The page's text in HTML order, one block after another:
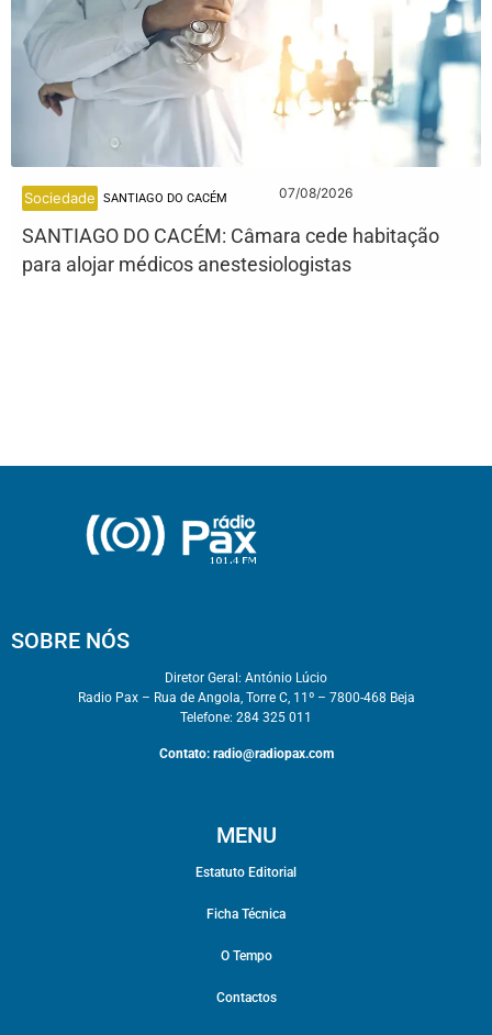
Sociedade SANTIAGO DO CACÉM 07/08/2026
SANTIAGO DO CACÉM: Câmara cede habitação
para alojar médicos anestesiologistas
SOBRE NÓS
Diretor Geral: António Lúcio
Radio Pax – Rua de Angola, Torre C, 11º – 7800-468 Beja
Telefone: 284 325 011
Contato: radio@radiopax.com
MENU
Estatuto Editorial
Ficha Técnica
O Tempo
Contactos